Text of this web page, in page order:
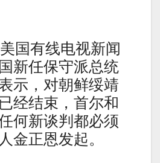
国有线电视新闻
新任保守派总统
示，对朝鲜绥靖
经结束，首尔和
何新谈判都必须
金正恩发起。